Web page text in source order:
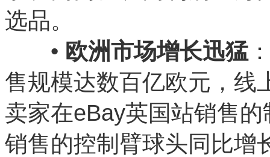
选品。
• 欧洲市场增长迅猛
售规模达数百亿欧元，线
卖家在eBay英国站销售
销售的控制臂球头同比增